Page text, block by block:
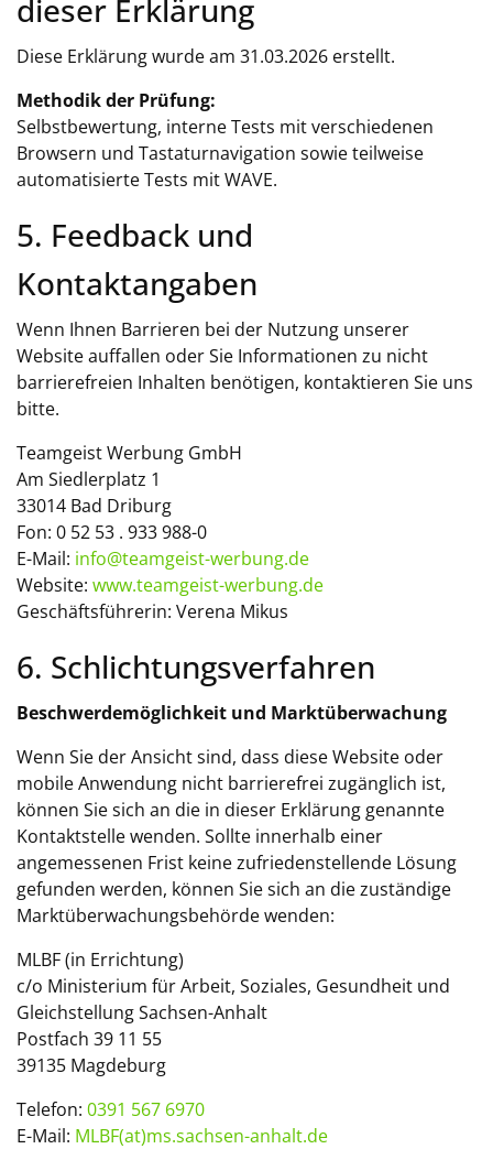
dieser Erklärung
Diese Erklärung wurde am 31.03.2026 erstellt.
Methodik der Prüfung:
Selbstbewertung, interne Tests mit verschiedenen
Browsern und Tastaturnavigation sowie teilweise
automatisierte Tests mit WAVE.
5. Feedback und
Kontaktangaben
Wenn Ihnen Barrieren bei der Nutzung unserer
Website auffallen oder Sie Informationen zu nicht
barrierefreien Inhalten benötigen, kontaktieren Sie uns
bitte.
Teamgeist Werbung GmbH
Am Siedlerplatz 1
33014 Bad Driburg
Fon: 0 52 53 . 933 988-0
E-Mail: info@teamgeist-werbung.de
Website: www.teamgeist-werbung.de
Geschäftsführerin: Verena Mikus
6. Schlichtungsverfahren
Beschwerdemöglichkeit und Marktüberwachung
Wenn Sie der Ansicht sind, dass diese Website oder
mobile Anwendung nicht barrierefrei zugänglich ist,
können Sie sich an die in dieser Erklärung genannte
Kontaktstelle wenden. Sollte innerhalb einer
angemessenen Frist keine zufriedenstellende Lösung
gefunden werden, können Sie sich an die zuständige
Marktüberwachungsbehörde wenden:
MLBF (in Errichtung)
c/o Ministerium für Arbeit, Soziales, Gesundheit und
Gleichstellung Sachsen-Anhalt
Postfach 39 11 55
39135 Magdeburg
Telefon: 0391 567 6970
E-Mail: MLBF(at)ms.sachsen-anhalt.de